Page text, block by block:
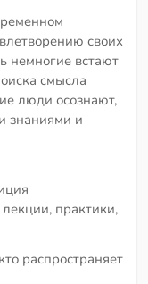
своих
немногие встают
смысла
люди осознают,
знаниями и
практики,
распространяет